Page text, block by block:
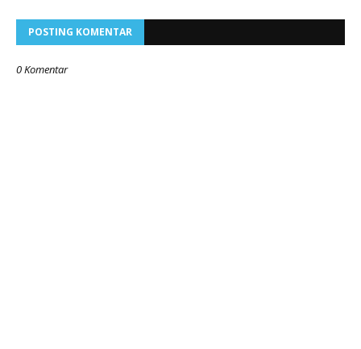
POSTING KOMENTAR
0 Komentar